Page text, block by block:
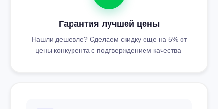
Гарантия лучшей цены
Нашли дешевле? Сделаем скидку еще на 5% от
цены конкурента с подтверждением качества.